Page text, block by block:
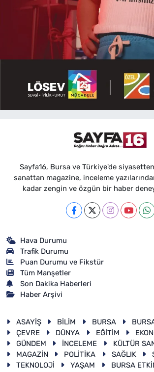
Sayfa16, Bursa ve Türkiye'de
sanattan magazine, inceleme
kadar zengin ve özgün bir haber
Hava Durumu
Trafik Durumu
Puan Durumu ve Fikstür
Tüm Manşetler
Son Dakika Haberleri
Haber Arşivi
ASAYİŞ BİLİM BURSA
ÇEVRE
DÜNYA EĞİTİM
GÜNDEM
İNCELEME
KÜLTÜR
MAGAZİN
POLİTİKA SAĞLIK
TEKNOLOJİ
YAŞAM
BURSA